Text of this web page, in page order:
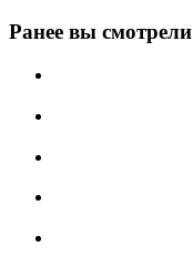
Ранее вы смотрели